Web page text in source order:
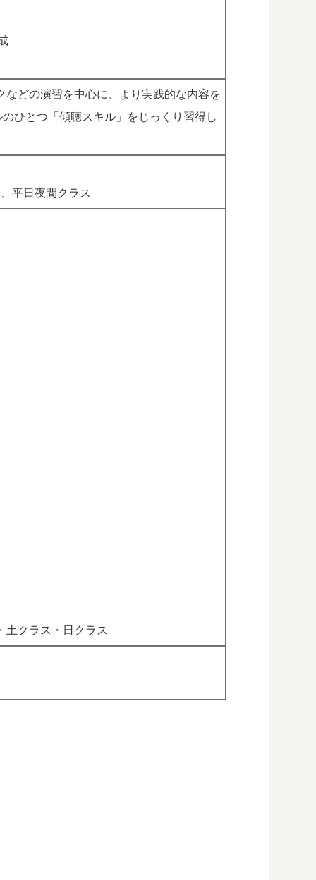
どの演習を中心に、より実践的な内容を
ひとつ「傾聴スキル」をじっくり習得し
平日夜間クラス
土クラス・日クラス